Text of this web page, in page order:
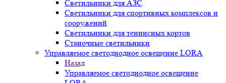
Светильники для АЗС
Светильники для спортивных комплексов и
сооружений
Светильники для теннисных кортов
Станочные светильники
Управляемое светодиодное освещение LORA
Назад
Управляемое светодиодное освещение